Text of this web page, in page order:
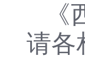
请各